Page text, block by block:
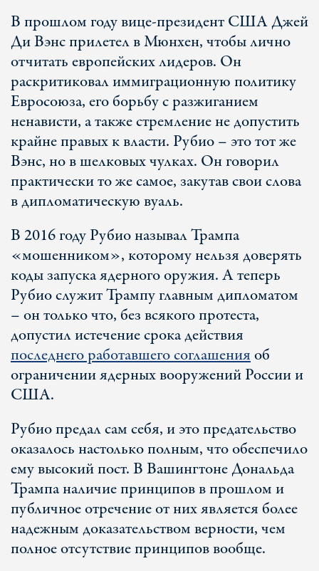
В прошлом году вице-президент США Джей
Ди Вэнс прилетел в Мюнхен, чтобы лично
отчитать европейских лидеров. Он
раскритиковал иммиграционную политику
Евросоюза, его борьбу с разжиганием
ненависти, а также стремление не допустить
крайне правых к власти. Рубио – это тот же
Вэнс, но в шелковых чулках. Он говорил
практически то же самое, закутав свои слова
в дипломатическую вуаль.
В 2016 году Рубио называл Трампа
«мошенником», которому нельзя доверять
коды запуска ядерного оружия. А теперь
Рубио служит Трампу главным дипломатом
– он только что, без всякого протеста,
допустил истечение срока действия
последнего работавшего соглашенияоб
ограничении ядерных вооружений России и
США.
Рубио предал сам себя, и это предательство
оказалось настолько полным, что обеспечило
ему высокий пост. В Вашингтоне Дональда
Трампа наличие принципов в прошлом и
публичное отречение от них является более
надежным доказательством верности, чем
полное отсутствие принципов вообще.